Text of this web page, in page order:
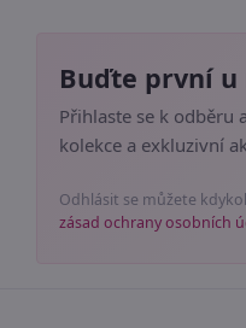
Buďte první u
Přihlaste se k odběru
kolekce a exkluzivní
Odhlásit se můžete
zásad ochrany osobních